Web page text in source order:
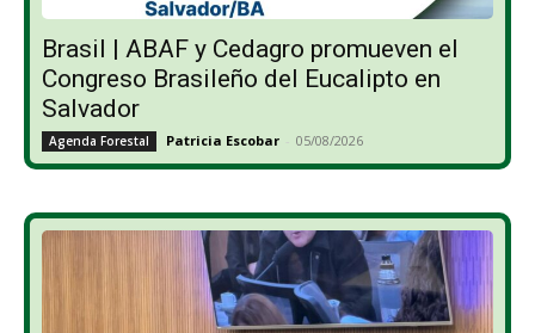
Brasil | ABAF y Cedagro promueven el
Congreso Brasileño del Eucalipto en
Salvador
Agenda Forestal Patricia Escobar - 05/08/2026